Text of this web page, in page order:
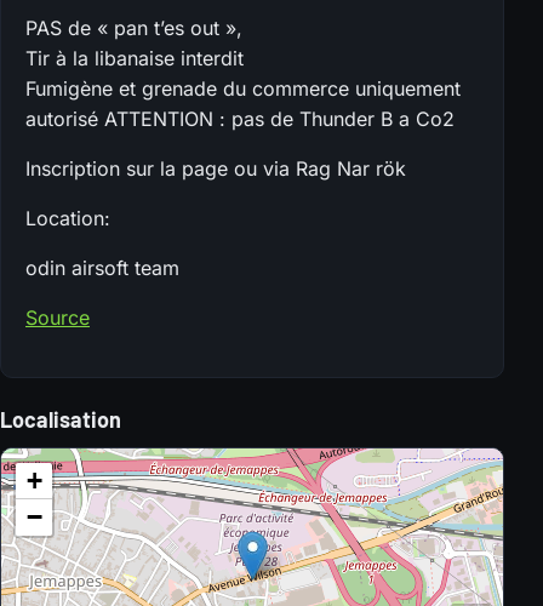
PAS de « pan t’es out »,
Tir à la libanaise interdit
Fumigène et grenade du commerce uniquement
autorisé ATTENTION : pas de Thunder B a Co2
Inscription sur la page ou via Rag Nar rök
Location:
odin airsoft team
Source
Localisation
+
−